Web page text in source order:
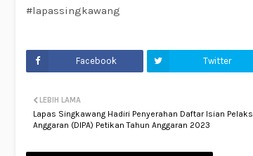
#lapassingkawang
Facebook Twitter
LEBIH LAMA
Lapas Singkawang Hadiri Penyerahan Daftar Isian
Anggaran (DIPA) Petikan Tahun Anggaran 2023